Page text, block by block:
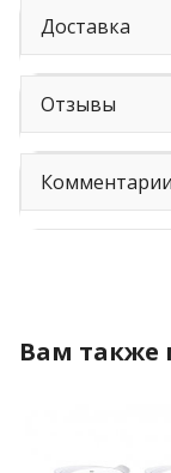
Доставка
Отзывы
Комментарии
Вам также